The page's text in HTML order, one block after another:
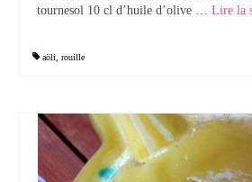
tournesol 10 cl d’huile d’olive … Lire la
aöli rouille